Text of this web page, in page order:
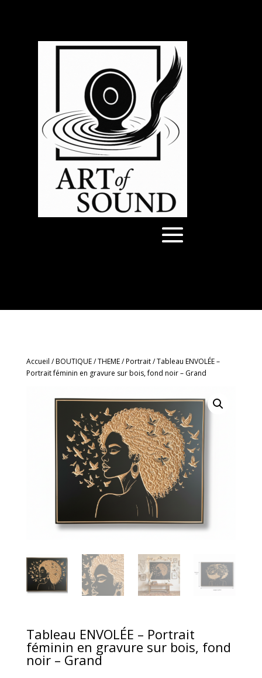
Accueil /BOUTIQUE/THEME/Portrait/ Tableau ENVOLÉE –
Portrait féminin en gravure sur bois, fond noir – Grand
Tableau ENVOLÉE – Portrait
féminin en gravure sur bois, fond
noir – Grand